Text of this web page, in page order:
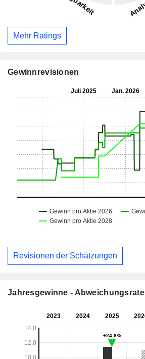
Mehr Ratings
Gewinnrevisionen
Revisionen der Schätzungen
Jahresgewinne - Abweichungsrate